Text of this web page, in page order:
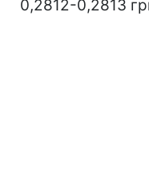
0,2812-0,2813